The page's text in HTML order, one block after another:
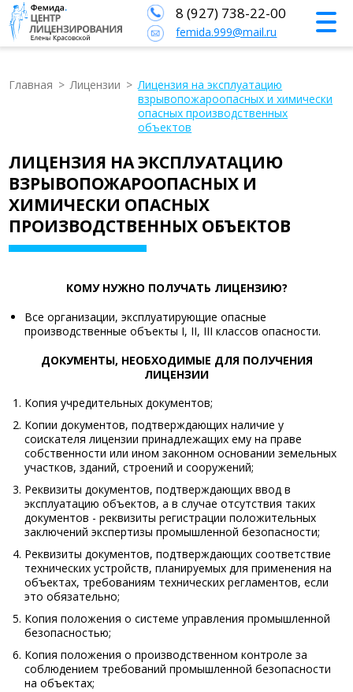
8 (927) 738-22-00
femida.999@mail.ru
Главная > Лицензии > Лицензия на эксплуатацию
взрывопожароопасных и химически
опасных производственных
объектов
ЛИЦЕНЗИЯ НА ЭКСПЛУАТАЦИЮ
ВЗРЫВОПОЖАРООПАСНЫХ И
ХИМИЧЕСКИ ОПАСНЫХ
ПРОИЗВОДСТВЕННЫХ ОБЪЕКТОВ
КОМУ НУЖНО ПОЛУЧАТЬ ЛИЦЕНЗИЮ?
Все организации, эксплуатирующие опасные
производственные объекты I, II, III классов опасности.
ДОКУМЕНТЫ, НЕОБХОДИМЫЕ ДЛЯ ПОЛУЧЕНИЯ
ЛИЦЕНЗИИ
Копия учредительных документов;
Копии документов, подтверждающих наличие у
соискателя лицензии принадлежащих ему на праве
собственности или ином законном основании земельных
участков, зданий, строений и сооружений;
Реквизиты документов, подтверждающих ввод в
эксплуатацию объектов, а в случае отсутствия таких
документов - реквизиты регистрации положительных
заключений экспертизы промышленной безопасности;
Реквизиты документов, подтверждающих соответствие
технических устройств, планируемых для применения на
объектах, требованиям технических регламентов, если
это обязательно;
Копия положения о системе управления промышленной
безопасностью;
Копия положения о производственном контроле за
соблюдением требований промышленной безопасности
на объектах;